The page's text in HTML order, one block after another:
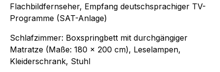
Flachbildfernseher, Empfang deutschsprachiger TV-
Programme (SAT-Anlage)
Schlafzimmer: Boxspringbett mit durchgängiger
Matratze (Maße: 180 x 200 cm), Leselampen,
Kleiderschrank, Stuhl